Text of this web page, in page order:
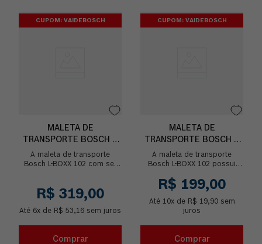
CUPOM: VAIDEBOSCH
MALETA DE
TRANSPORTE BOSCH L-
BOXX 102 COM SET DE
13 PEÇAS
A maleta de transporte
Bosch L-BOXX 102 com set
é ideal para or...
R$ 319,00
Até 6x de R$ 53,16 sem juros
Comprar
CUPOM: VAIDEBOSCH
MALETA DE
TRANSPORTE BOSCH L-
BOXX 102
A maleta de transporte
Bosch L-BOXX 102 possui
mais prática e acessível! É
ideal para organizar...
R$ 199,00
Até 10x de R$ 19,90sem
juros
Comprar